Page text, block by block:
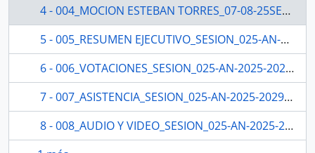
4 - 004_MOCION ESTEBAN TORRES_07-08-25SESION DEL PLENO N 025 ASAMBLEA NACIONAL 2025-2027
5 - 005_RESUMEN EJECUTIVO_SESION_025-AN-2025-2029SESION DEL PLENO N 025 ASAMBLEA NACIONAL 2025-2027
6 - 006_VOTACIONES_SESION_025-AN-2025-2029_07-08-25SESION DEL PLENO N 025 ASAMBLEA NACIONAL 2025-2027
7 - 007_ASISTENCIA_SESION_025-AN-2025-2029_07-08-25SESION DEL PLENO N 025 ASAMBLEA NACIONAL 2025-2027
8 - 008_AUDIO Y VIDEO_SESION_025-AN-2025-2029_07-08-25SESION DEL PLENO N 025 ASAMBLEA NACIONAL 2025-2027